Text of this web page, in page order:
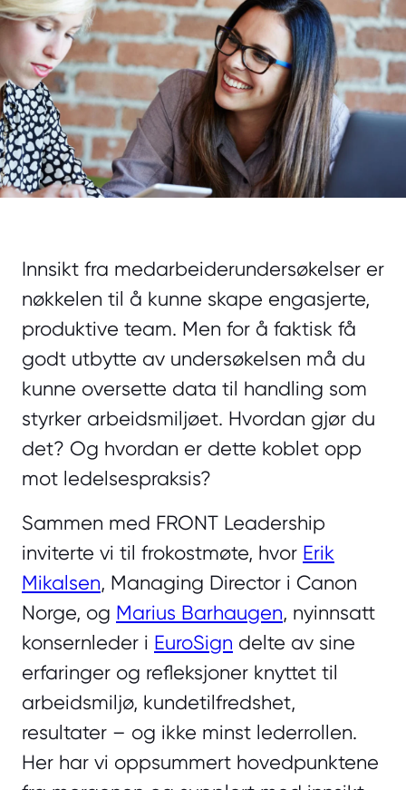
Innsikt fra medarbeiderundersøkelser er
nøkkelen til å kunne skape engasjerte,
produktive team. Men for å faktisk få
godt utbytte av undersøkelsen må du
kunne oversette data til handling som
styrker arbeidsmiljøet. Hvordan gjør du
det? Og hvordan er dette koblet opp
mot ledelsespraksis?
Sammen med FRONT Leadership
inviterte vi til frokostmøte, hvor Erik
Mikalsen, Managing Director i Canon
Norge, og Marius Barhaugen, nyinnsatt
konsernleder i EuroSign delte av sine
erfaringer og refleksjoner knyttet til
arbeidsmiljø, kundetilfredshet,
resultater – og ikke minst lederrollen.
Her har vi oppsummert hovedpunktene